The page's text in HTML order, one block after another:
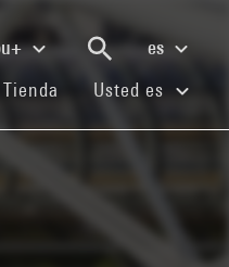
es
Tienda (current)
Usted es